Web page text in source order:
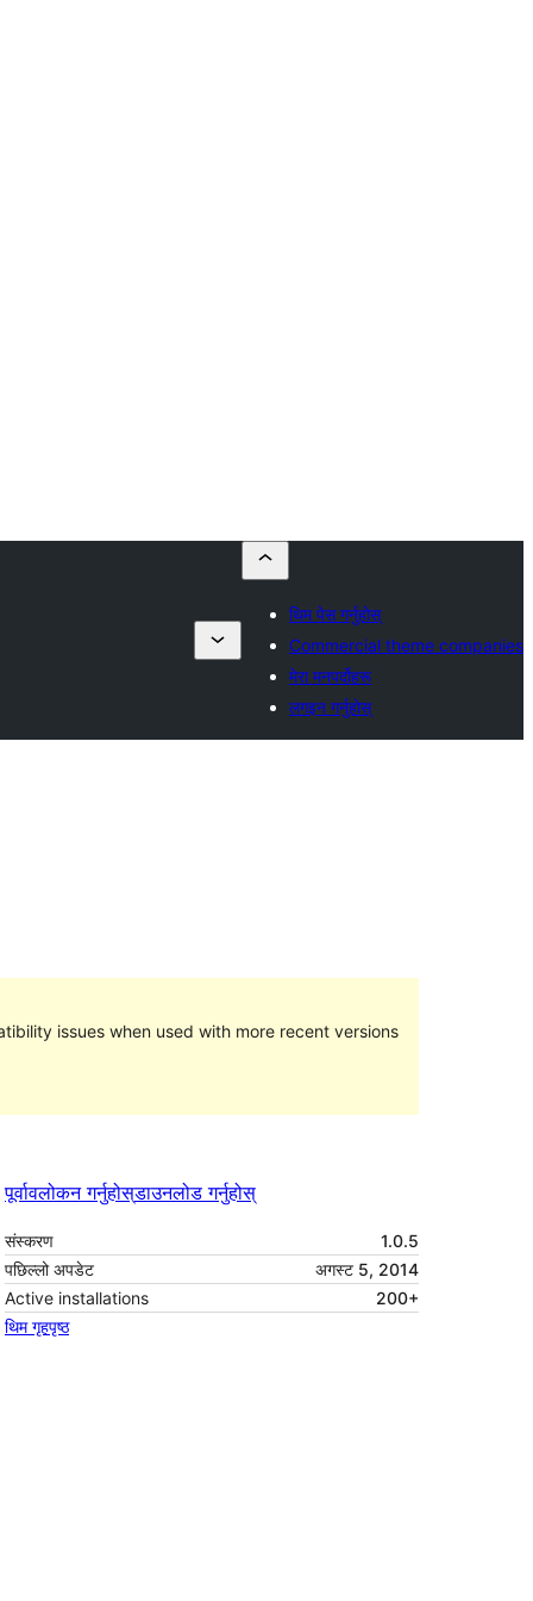
थिम पेस गर्नुहोस्
Commercial theme companies
मेरा मनपर्दोहरू
लगइन गर्नुहोस्
issues when used with more recent versions
पूर्वावलोकन गर्नुहोस्डाउनलोड गर्नुहोस्
संस्करण
1.0.5
पछिल्लो अपडेट
अगस्ट 5, 2014
Active installations
200+
थिम गृहपृष्ठ